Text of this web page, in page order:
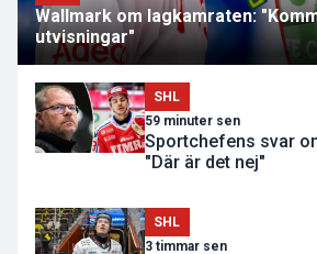
Wallmark om lagkamraten:
utvisningar"
SHL
59 minuter sen
Sportchefens svar
"Där är det nej"
SHL
3 timmar sen